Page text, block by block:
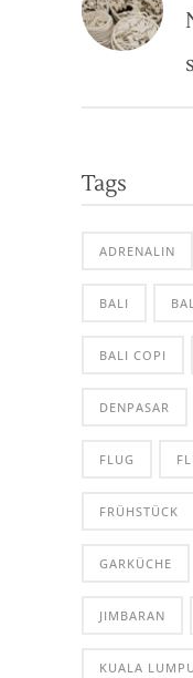
Tags
ADRENALIN
BALI
BALI COPI
DENPASAR
FLUG
FRÜHSTÜCK
GARKÜCHE
JIMBARAN
KUALA